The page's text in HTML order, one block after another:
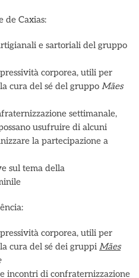
de Caxias:
e sartoriali del gruppo
corporea, utili per
cura del sé del gruppo Mães
settimanale,
usufruire di alcuni
la partecipazione a
sul tema della
corporea, utili per
cura del sé dei gruppi Mães
incontri di confraternizzazione